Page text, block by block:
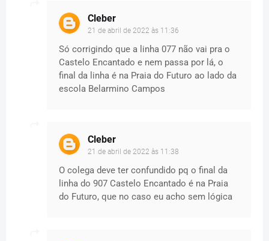
Cleber
21 de abril de 2022 às 11:36
Só corrigindo que a linha 077 não vai pra o
Castelo Encantado e nem passa por lá, o
final da linha é na Praia do Futuro ao lado da
escola Belarmino Campos
Cleber
21 de abril de 2022 às 11:38
O colega deve ter confundido pq o final da
linha do 907 Castelo Encantado é na Praia
do Futuro, que no caso eu acho sem lógica